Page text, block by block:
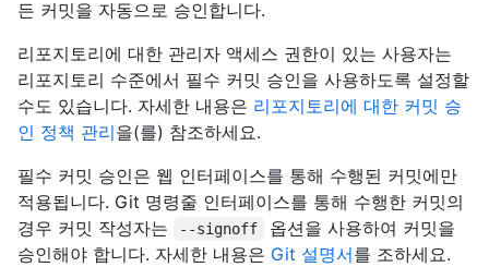
든 커밋을 자동으로 승인합니다.
리포지토리에 대한 관리자 액세스 권한이 있는 사용자는
리포지토리 수준에서 필수 커밋 승인을 사용하도록 설정할
수도 있습니다. 자세한 내용은 리포지토리에 대한 커밋 승
인 정책 관리을(를) 참조하세요.
필수 커밋 승인은 웹 인터페이스를 통해 수행된 커밋에만
적용됩니다. Git 명령줄 인터페이스를 통해 수행한 커밋의
경우 커밋 작성자는
--signoff
옵션을 사용하여 커밋을
승인해야 합니다. 자세한 내용은 Git 설명서를 조하세요.